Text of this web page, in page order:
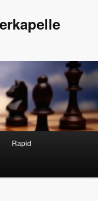
Rapid